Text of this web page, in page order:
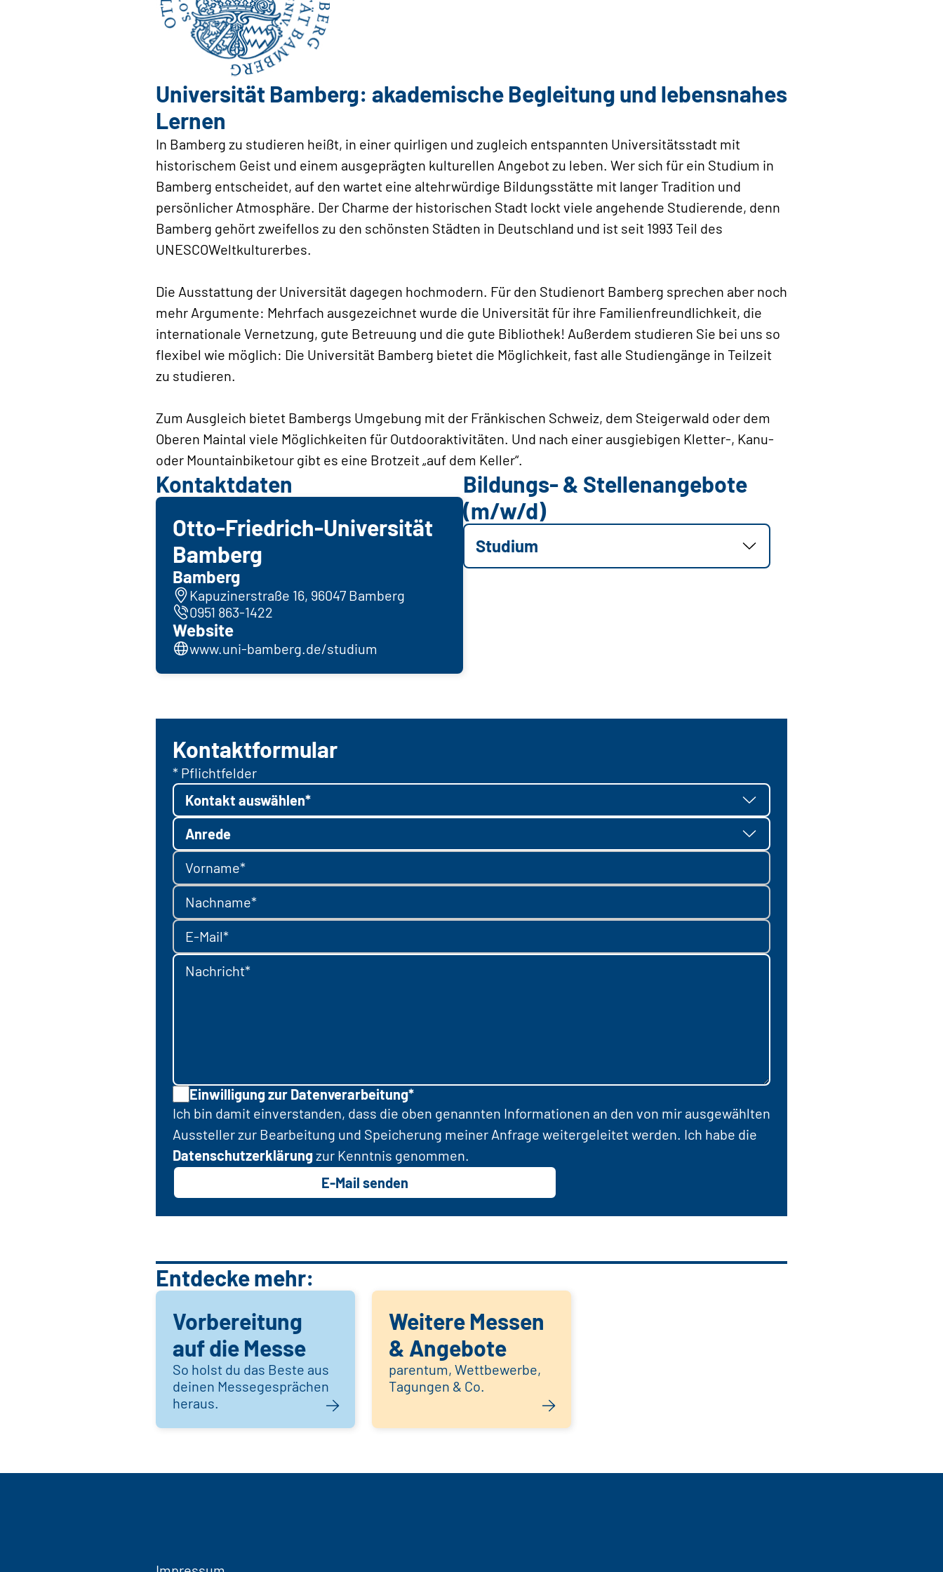
Universität Bamberg: akademische Begleitung und lebensnahes
Lernen
In Bamberg zu studieren heißt, in einer quirligen und zugleich entspannten Universitätsstadt mit
historischem Geist und einem ausgeprägten kulturellen Angebot zu leben. Wer sich für ein Studium in
Bamberg entscheidet, auf den wartet eine altehrwürdige Bildungsstätte mit langer Tradition und
persönlicher Atmosphäre. Der Charme der historischen Stadt lockt viele angehende Studierende, denn
Bamberg gehört zweifellos zu den schönsten Städten in Deutschland und ist seit 1993 Teil des
UNESCOWeltkulturerbes.
Die Ausstattung der Universität dagegen hochmodern. Für den Studienort Bamberg sprechen aber noch
mehr Argumente: Mehrfach ausgezeichnet wurde die Universität für ihre Familienfreundlichkeit, die
internationale Vernetzung, gute Betreuung und die gute Bibliothek! Außerdem studieren Sie bei uns so
flexibel wie möglich: Die Universität Bamberg bietet die Möglichkeit, fast alle Studiengänge in Teilzeit
zu studieren.
Zum Ausgleich bietet Bambergs Umgebung mit der Fränkischen Schweiz, dem Steigerwald oder dem
Oberen Maintal viele Möglichkeiten für Outdooraktivitäten. Und nach einer ausgiebigen Kletter-, Kanu-
oder Mountainbiketour gibt es eine Brotzeit „auf dem Keller“.
Kontaktdaten
Otto-Friedrich-Universität
Bamberg
Bamberg
Kapuzinerstraße 16, 96047 Bamberg
0951 863-1422
Website
www.uni-bamberg.de/studium
Bildungs- & Stellenangebote
(m/w/d)
Studium
Kontaktformular
* Pflichtfelder
Kontakt auswählen*
Anrede
Vorname*
Nachname*
E-Mail*
Nachricht*
Einwilligung zur Datenverarbeitung*
Ich bin damit einverstanden, dass die oben genannten Informationen an den von mir ausgewählten
Aussteller zur Bearbeitung und Speicherung meiner Anfrage weitergeleitet werden. Ich habe die
Datenschutzerklärungzur Kenntnis genommen.
E-Mail senden
Entdecke mehr:
Vorbereitung
auf die Messe
So holst du das Beste aus
deinen Messegesprächen
heraus.
Weitere Messen
& Angebote
parentum, Wettbewerbe,
Tagungen & Co.